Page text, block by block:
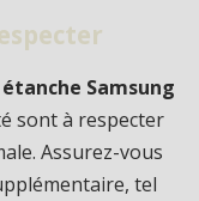
Samsung
sont à respecter
Assurez-vous
tel